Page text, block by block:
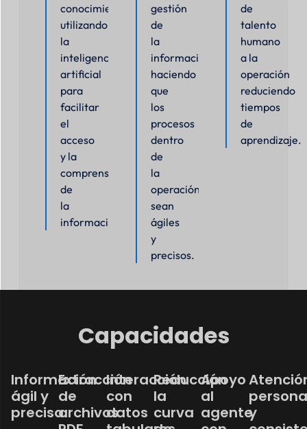
conocimiento,
utilizando
la
inteligencia
artificial
para
facilitar
el
acceso
y la
comprensión
de
la
información.
gestión
de
la
información,
haciendo
que
los
procesos
dentro
de
la
operación
sean
ágiles
y
precisos.
de
talento
humano
a la
operación
reduciendo
tiempos
de
aprendizaje.
Capacidades
Información
ágil y
precisa.
Extracción
de
archivos
Interacción
con
datos
Reducción
la
curva
Apoyo
al
agentey